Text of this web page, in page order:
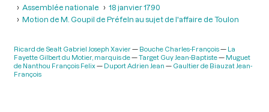
Assemblée nationale
18 janvier 1790
Motion de M. Goupil de Préfeln au sujet de l'affaire de Toulon
Ricard de Sealt Gabriel Joseph Xavier Bouche Charles-François
La
Fayette Gilbert du Motier, marquis de
Target Guy Jean-Baptiste
Muguet
de Nanthou François Felix
Duport Adrien Jean
Gaultier de Biauzat Jean-
François